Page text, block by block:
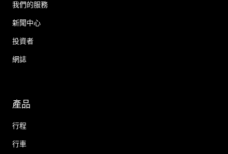
我們的服務
新聞中心
投資者
網誌
產品
行程
行車